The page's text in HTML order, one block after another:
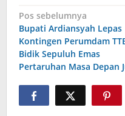
Navigasi
pos
Pos sebelumnya
Bupati Ardiansyah Lepas
Kontingen Perumdam
Bidik Sepuluh Emas
Pertaruhan Masa Depan